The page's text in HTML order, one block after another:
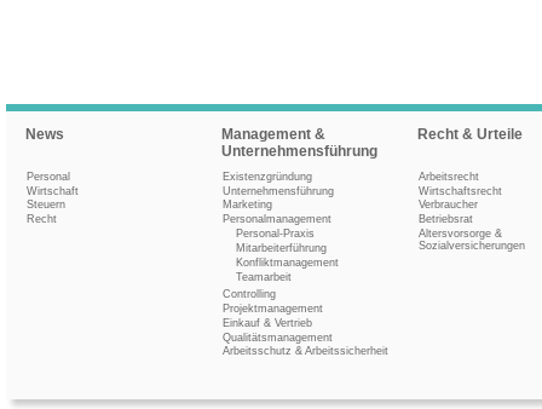
News
Personal
Wirtschaft
Steuern
Recht
Management &
Unternehmensführung
Existenzgründung
Unternehmensführung
Marketing
Personalmanagement
Personal-Praxis
Mitarbeiterführung
Konfliktmanagement
Teamarbeit
Controlling
Projektmanagement
Einkauf & Vertrieb
Qualitätsmanagement
Arbeitsschutz & Arbeitssicherheit
Recht & Urteile
Arbeitsrecht
Wirtschaftsrecht
Verbraucher
Betriebsrat
Altersvorsorge &
Sozialversicherungen